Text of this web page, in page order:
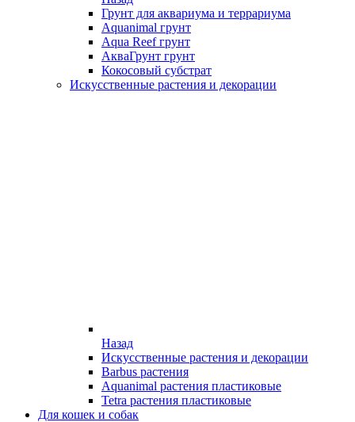
Грунт для аквариума и террариума
Aquanimal грунт
Aqua Reef грунт
АкваГрунт грунт
Кокосовый субстрат
Искусственные растения и декорации
Назад
Искусственные растения и декорации
Barbus растения
Aquanimal растения пластиковые
Tetra растения пластиковые
Для кошек и собак